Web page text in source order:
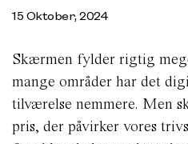
15 Oktober, 2024
Skærmen fylder rigtig
mange områder har det
tilværelse nemmere. Men
pris, der påvirker vores